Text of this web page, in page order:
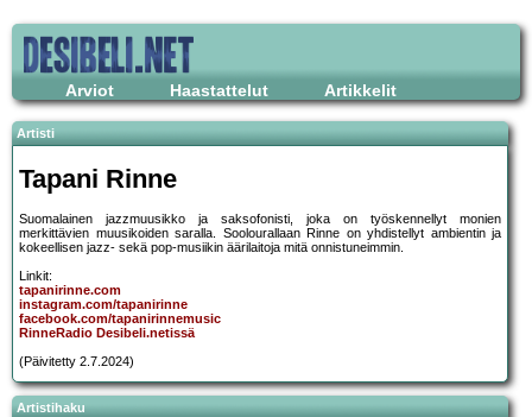
Arviot Haastattelut Artikkelit
Artisti
Tapani Rinne
Suomalainen jazzmuusikko ja saksofonisti, joka on työskennellyt monien
merkittävien muusikoiden saralla. Soolourallaan Rinne on yhdistellyt ambientin ja
kokeellisen jazz- sekä pop-musiikin äärilaitoja mitä onnistuneimmin.
Linkit:
tapanirinne.com
instagram.com/tapanirinne
facebook.com/tapanirinnemusic
RinneRadio Desibeli.netissä
(Päivitetty 2.7.2024)
Artistihaku